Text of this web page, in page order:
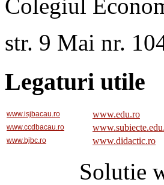
Colegiul
str. 9 Mai nr.
Legaturi utile
www.isjbacau.ro www.edu.ro
www.ccdbacau.ro
www.bjbc.ro www.didactic.ro
Solutie